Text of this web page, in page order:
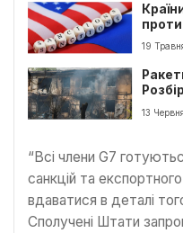
проти
19
на
13
“Всі члени G7
санкцій та
вдаватися в деталі
Сполучені Штати